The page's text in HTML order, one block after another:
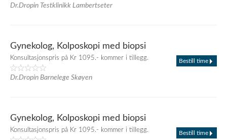
Dr.Dropin Testklinikk Lambertseter
Gynekolog, Kolposkopi med biopsi
Konsultasjonspris på Kr 1095.- kommer i tillegg.
Dr.Dropin Barnelege Skøyen
Bestill time
Gynekolog, Kolposkopi med biopsi
Konsultasjonspris på Kr 1095.- kommer i tillegg. Bestill time